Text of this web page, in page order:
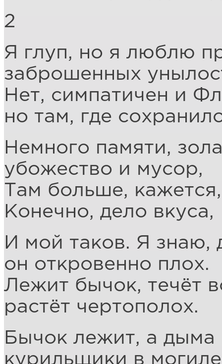
2
Я глуп, но я люблю
заброшенных
Нет, симпатичен и
но там, где
Немного памяти,
убожество и мусор,
Там больше,
Конечно, дело вкуса,
И мой таков. Я знаю,
он откровенно плох.
Лежит бычок, течёт
растёт чертополох.
Бычок лежит, а дыма
курильщики в могиле